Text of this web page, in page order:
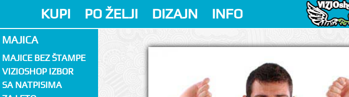
KUPI PO ŽELJI DIZAJN INFO
MAJICA
MAJICE BEZ ŠTAMPE
VIZIOSHOP IZBOR
SA NATPISIMA